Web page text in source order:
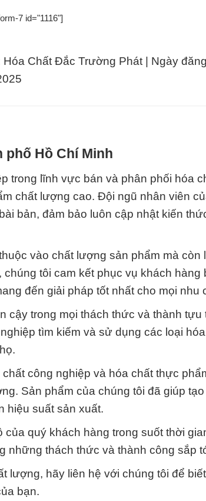
7 id="1116"]
Hóa Chất Đắc Trường Phát | Ngày
Hồ Chí Minh
trong lĩnh vực bán và phân phối hóa
chất lượng cao. Đội ngũ nhân viên
bản, đảm bảo luôn cập nhật kiến
vào chất lượng sản phẩm mà còn
tôi cam kết phục vụ khách hàng
đến giải pháp tốt nhất cho mọi nhu
cậy trong mọi thách thức và thành tựu
tìm kiếm và sử dụng các loại
công nghiệp và hóa chất thực
Sản phẩm của chúng tôi đã giúp tạo
hiệu suất sản xuất.
quý khách hàng trong suốt thời
những thách thức và thành công sắp
lượng, hãy liên hệ với chúng tôi để biết
bạn.